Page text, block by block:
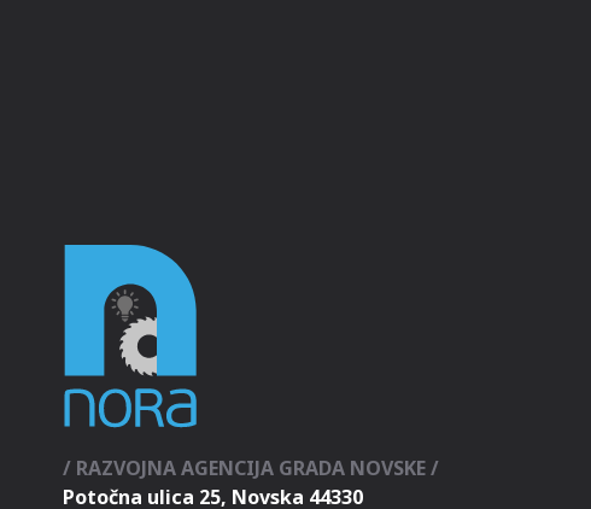
/ RAZVOJNA AGENCIJA GRADA NOVSKE /
Potočna ulica 25, Novska 44330